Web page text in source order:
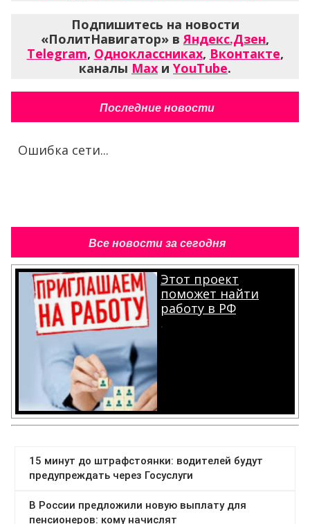
Подпишитесь на новости
«ПолитНавигатор» вЯндекс.Дзен,
Telegram, Одноклассниках, Вконтакте,
каналы Max и YouTube.
Последние новости
Ошибка сети...
Все новости за сегодня
Этот проект
поможет найти
работу в РФ
.